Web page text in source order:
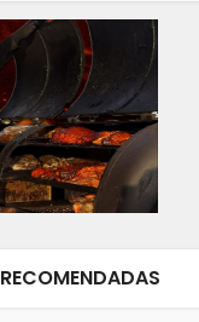
RECOMENDADAS